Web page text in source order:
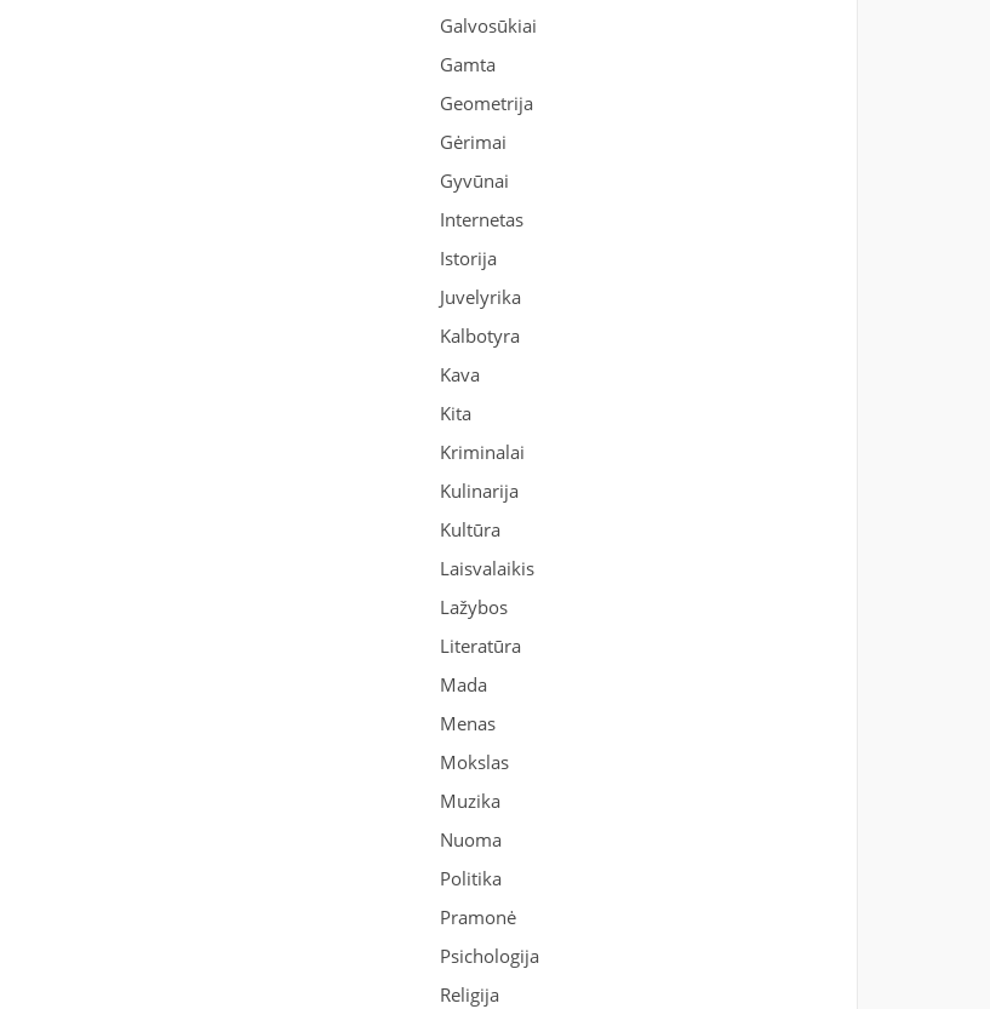
Galvosūkiai
Gamta
Geometrija
Gėrimai
Gyvūnai
Internetas
Istorija
Juvelyrika
Kalbotyra
Kava
Kita
Kriminalai
Kulinarija
Kultūra
Laisvalaikis
Lažybos
Literatūra
Mada
Menas
Mokslas
Muzika
Nuoma
Politika
Pramonė
Psichologija
Religija